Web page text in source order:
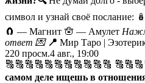
символ и узнай своё
🧲 — Магнит 🪬 — Амулет
ответ 💌 📍 Мир Таро |
220 просм.4 авг., 19:00
🔠🔠🔠🔠🔠🔠🔠🔠🔠🔠🔠
самом деле ищешь в